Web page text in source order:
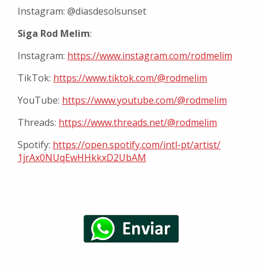
Instagram: @diasdesolsunset
Siga Rod Melim:
Instagram: https://www.instagram.com/rodmelim
TikTok: https://www.tiktok.com/@rodmelim
YouTube: https://www.youtube.com/@rodmelim
Threads: https://www.threads.net/@rodmelim
Spotify: https://open.spotify.com/intl-pt/artist/
1jrAx0NUqEwHHkkxD2UbAM